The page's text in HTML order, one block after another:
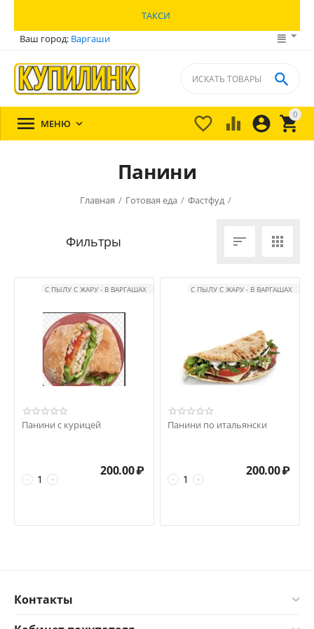
ТАКСИ
Ваш город: Варгаши
0


 

 МЕНЮ 
Панини
Главная / Готовая еда / Фастфуд /
 
С ПЫЛУ С ЖАРУ - В ВАРГАШАХ
Панини с курицей
+
−
200.00₽
С ПЫЛУ С ЖАРУ - В ВАРГАШАХ
Панини по итальянски
+
−
200.00₽
Контакты